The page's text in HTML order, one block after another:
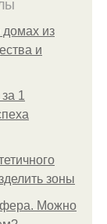
домах из
и
1
зоны
Можно